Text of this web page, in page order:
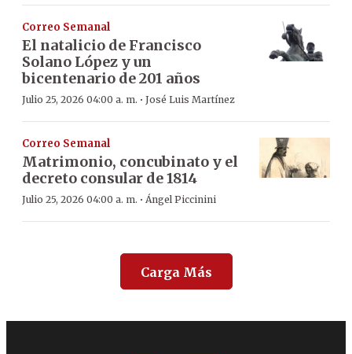
Correo Semanal
El natalicio de Francisco
Solano López y un
bicentenario de 201 años
Julio 25, 2026 04:00 a. m. · José Luis Martínez
Correo Semanal
Matrimonio, concubinato y el
decreto consular de 1814
Julio 25, 2026 04:00 a. m. · Ángel Piccinini
Carga Más